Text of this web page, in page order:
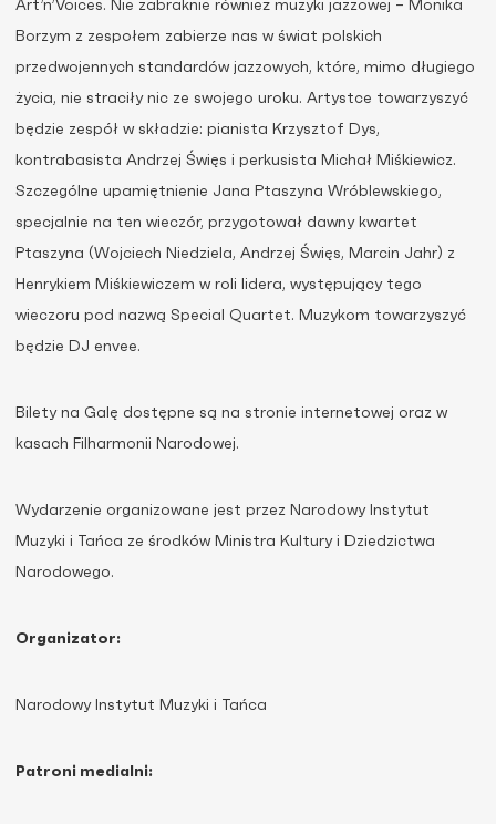
Art’n’Voices. Nie zabraknie również muzyki jazzowej – Monika
Borzym z zespołem zabierze nas w świat polskich
przedwojennych standardów jazzowych, które, mimo długiego
życia, nie straciły nic ze swojego uroku. Artystce towarzyszyć
będzie zespół w składzie: pianista Krzysztof Dys,
kontrabasista Andrzej Święs i perkusista Michał Miśkiewicz.
Szczególne upamiętnienie Jana Ptaszyna Wróblewskiego,
specjalnie na ten wieczór, przygotował dawny kwartet
Ptaszyna (Wojciech Niedziela, Andrzej Święs, Marcin Jahr) z
Henrykiem Miśkiewiczem w roli lidera, występujący tego
wieczoru pod nazwą Special Quartet. Muzykom towarzyszyć
będzie DJ envee.
Bilety na Galę dostępne są na stronie internetowej oraz w
kasach Filharmonii Narodowej.
Wydarzenie organizowane jest przez Narodowy Instytut
Muzyki i Tańca ze środków Ministra Kultury i Dziedzictwa
Narodowego.
Organizator:
Narodowy Instytut Muzyki i Tańca
Patroni medialni: